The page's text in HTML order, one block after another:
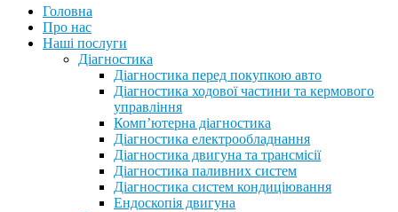
Головна
Про нас
Наші послуги
Діагностика
Діагностика перед покупкою авто
Діагностика ходової частини та кермового
управління
Комп’ютерна діагностика
Діагностика електрообладнання
Діагностика двигуна та трансмісії
Діагностика паливних систем
Діагностика систем кондиціювання
Ендоскопія двигуна